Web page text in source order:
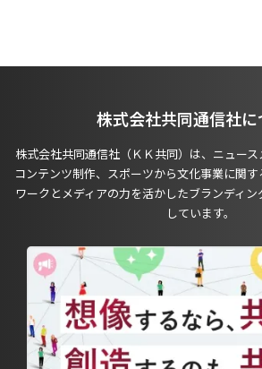
株式会社共同通信社に
株式会社共同通信社（ＫＫ共同）は、ニュー
コンテンツ制作、スポーツから文化事業に関
ワークとメディアの力を活かしたブランディ
しています。